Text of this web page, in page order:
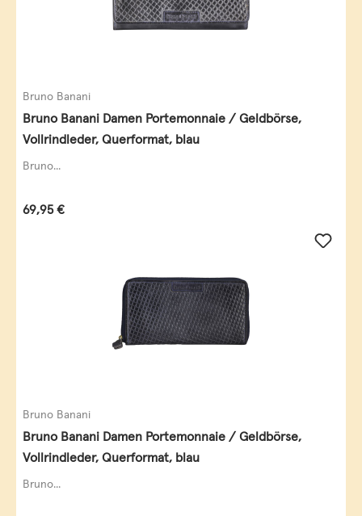
Bruno Banani
Bruno Banani Damen Portemonnaie / Geldbörse,
Vollrindleder, Querformat, blau
Bruno...
Regulärer Preis:
69,95 €
Bruno Banani
Bruno Banani Damen Portemonnaie / Geldbörse,
Vollrindleder, Querformat, blau
Bruno...